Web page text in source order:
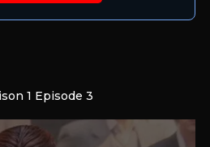
1 Episode 3